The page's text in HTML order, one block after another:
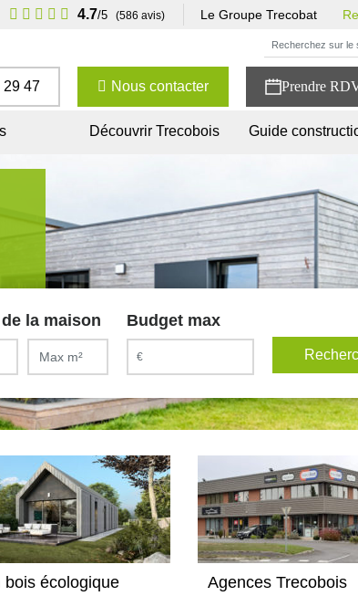
4.7/5 (586 avis) Le Groupe Trecobat
29 47 Nous contacter
Découvrir Trecobois Guide
la maison Budget max
bois écologique Agences Trecobois